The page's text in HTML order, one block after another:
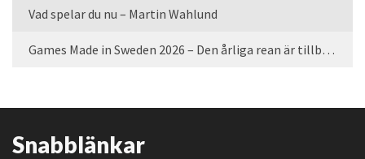
Vad spelar du nu – Martin Wahlund
Games Made in Sweden 2026 – Den årliga rean är tillbaka
Snabblänkar